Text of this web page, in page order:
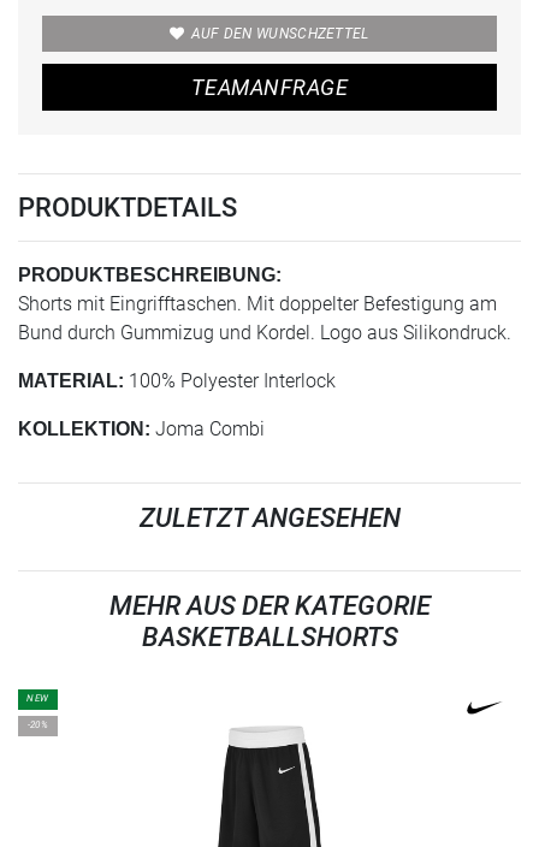
AUF DEN WUNSCHZETTEL
TEAMANFRAGE
PRODUKTDETAILS
PRODUKTBESCHREIBUNG:
Shorts mit Eingrifftaschen. Mit doppelter Befestigung am
Bund durch Gummizug und Kordel. Logo aus Silikondruck.
MATERIAL: 100% Polyester Interlock
KOLLEKTION: Joma Combi
ZULETZT ANGESEHEN
MEHR AUS DER KATEGORIE
BASKETBALLSHORTS
NEW
-20%